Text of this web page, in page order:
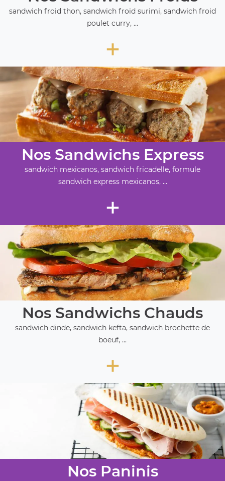
sandwich froid thon, sandwich froid surimi, sandwich froid
poulet curry, ...
+
Nos Sandwichs Express
sandwich mexicanos, sandwich fricadelle, formule
sandwich express mexicanos, ...
+
Nos Sandwichs Chauds
sandwich dinde, sandwich kefta, sandwich brochette de
boeuf, ...
+
Nos Paninis